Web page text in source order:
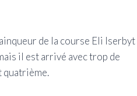
de la course Eli Iserbyt
il est arrivé avec trop de
quatrième.